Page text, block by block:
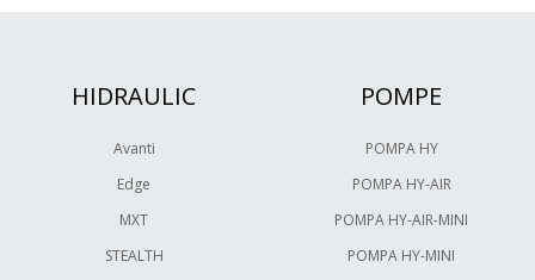
HIDRAULIC
Avanti
Edge
MXT
STEALTH
POMPE
POMPA HY
POMPA HY-AIR
POMPA HY-AIR-MINI
POMPA HY-MINI